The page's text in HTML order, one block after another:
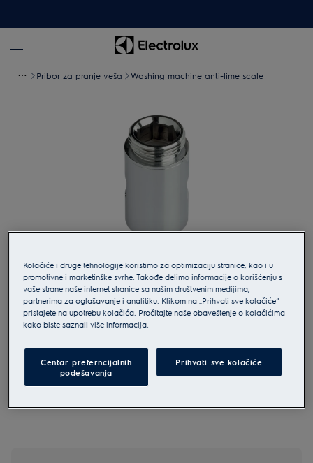
Pribor za pranje veša Washing machine anti-lime scale
Pritisnite kako bi ste uveličali.
M6WMA102
Uređaj za uklanjanje kamenca
Kolačiće i druge tehnologije koristimo za optimizaciju stranice, kao i u
promotivne i marketinške svrhe. Takođe delimo informacije o korišćenju s
vaše strane naše internet stranice sa našim društvenim medijima,
partnerima za oglašavanje i analitiku. Klikom na „Prihvati sve kolačiće“
pristajete na upotrebu kolačića. Pročitajte naše obaveštenje o kolačićima
kako biste saznali više informacija.
Centar preferncijalnih
podešavanja
Prihvati sve kolačiće